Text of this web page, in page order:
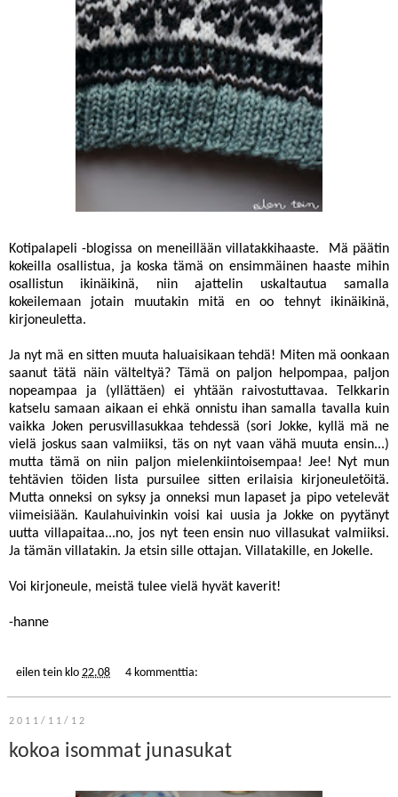
Kotipalapeli -blogissa on meneilläänvillatakkihaaste. Mä päätin
kokeilla osallistua, ja koska tämä on ensimmäinen haaste mihin
osallistun ikinäikinä, niin ajattelin uskaltautua samalla
kokeilemaan jotain muutakin mitä en oo tehnyt ikinäikinä,
kirjoneuletta.
Ja nyt mä en sitten muuta haluaisikaan tehdä! Miten mä oonkaan
saanut tätä näin välteltyä? Tämä on paljon helpompaa, paljon
nopeampaa ja (yllättäen) ei yhtään raivostuttavaa. Telkkarin
katselu samaan aikaan ei ehkä onnistu ihan samalla tavalla kuin
vaikka Joken perusvillasukkaa tehdessä (sori Jokke, kyllä mä ne
vielä joskus saan valmiiksi, täs on nyt vaan vähä muuta ensin...)
mutta tämä on niin paljon mielenkiintoisempaa! Jee! Nyt mun
tehtävien töiden lista pursuilee sitten erilaisia kirjoneuletöitä.
Mutta onneksi on syksy ja onneksi mun lapaset ja pipo vetelevät
viimeisiään. Kaulahuivinkin voisi kai uusia ja Jokke on pyytänyt
uutta villapaitaa...no, jos nyt teen ensin nuo villasukat valmiiksi.
Ja tämän villatakin. Ja etsin sille ottajan. Villatakille, en Jokelle.
Voi kirjoneule, meistä tulee vielä hyvät kaverit!
-hanne
eilen tein klo 22.08 4 kommenttia:
2011/11/12
kokoa isommat junasukat